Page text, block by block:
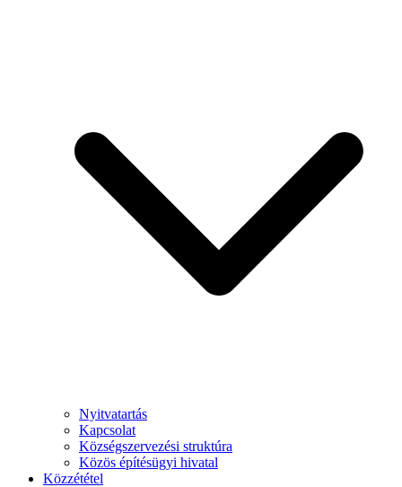
Nyitvatartás
Kapcsolat
Községszervezési struktúra
Közös építésügyi hivatal
Közzététel